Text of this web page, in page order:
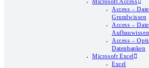
Microsoft Access
Access –
Grundwissen
Access –
Aufbauwissen
Access –
Datenbanken
Microsoft Excel
Excel